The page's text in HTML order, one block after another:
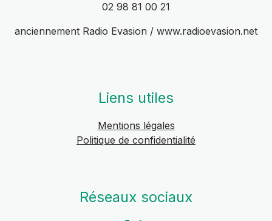
02 98 81 00 21
anciennement Radio Evasion / www.radioevasion.net
Liens utiles
Mentions légales
Politique de confidentialité
Réseaux sociaux